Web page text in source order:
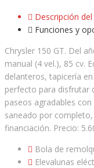
Descripción
Funciones y
Chrysler 150 GT. Del
manual (4 vel.), 85 cv.
delanteros, tapicería
perfecto para disfrutar
paseos agradables
saneado por
financiación. Precio:
Bola de
Elevalunas